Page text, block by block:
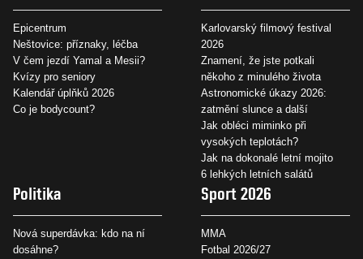
Epicentrum
Neštovice: příznaky, léčba
V čem jezdí Yamal a Mesii?
Kvízy pro seniory
Kalendář úplňků 2026
Co je bodycount?
Karlovarský filmový festival
2026
Znamení, že jste potkali
někoho z minulého života
Astronomické úkazy 2026:
zatmění slunce a další
Jak obléci miminko při
vysokých teplotách?
Jak na dokonalé letní mojito
6 lehkých letních salátů
Politika
Nová superdávka: kdo na ní
dosáhne?
Sport 2026
MMA
Fotbal 2026/27